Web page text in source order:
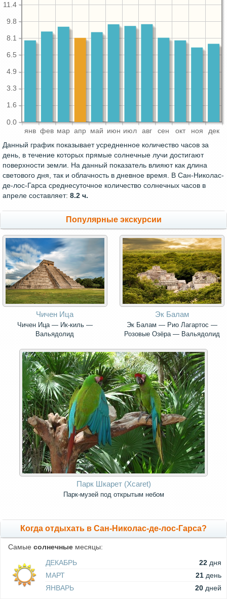
янв фев мар апр май июн июл авг сен окт ноя дек
0.0
1.6
3.3
4.9
6.5
8.1
9.8
11.4
Данный график показывает усредненное количество часов за
день, в течение которых прямые солнечные лучи достигают
поверхности земли. На данный показатель влияют как длина
светового дня, так и облачность в дневное время. В Сан-Николас-
де-лос-Гарса среднесуточное количество солнечных часов в
апреле составляет: 8.2 ч.
Популярные экскурсии
Чичен Ица
Чичен Ица — Ик-киль —
Вальядолид
Эк Балам
Эк Балам — Рио Лагартос —
Розовые Озёра — Вальядолид
Парк Шкарет (Xcaret)
Парк-музей под открытым небом
Когда отдыхать в Сан-Николас-де-лос-Гарса?
Самые солнечные месяцы:
ДЕКАБРЬ
22 дня
МАРТ
21 день
ЯНВАРЬ
20 дней